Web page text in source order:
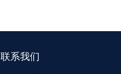
联系我们